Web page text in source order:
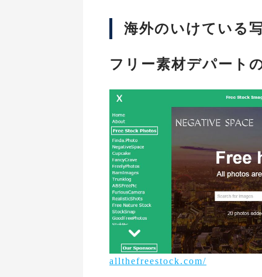
海外のいけている
フリー素材デパート
allthefreestock.com/